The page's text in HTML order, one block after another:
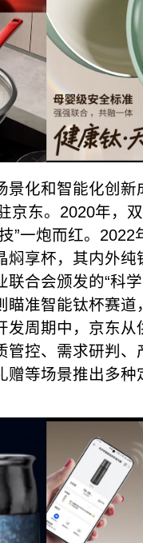
景化和智能化创
京东。2020年，
”一炮而红。2022
焖享杯，其内外
合会颁发的“科
瞄准智能钛杯赛
发周期中，京东
管控、需求研判
赠等场景推出多